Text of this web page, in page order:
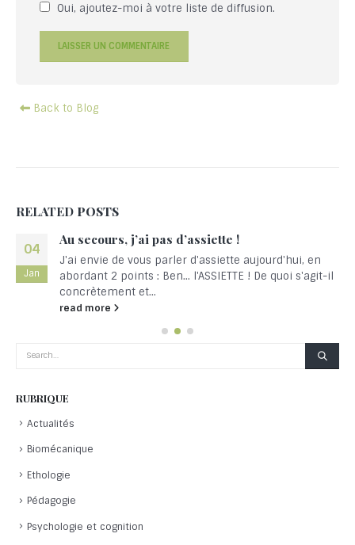
Oui, ajoutez-moi à votre liste de diffusion.
Back to Blog
RELATED POSTS
04
Jan
Au secours, j’ai pas d’assiette !
J'ai envie de vous parler d'assiette aujourd'hui, en
abordant 2 points : Ben... l'ASSIETTE ! De quoi s'agit-il
concrètement et...
read more
RUBRIQUE
Actualités
Biomécanique
Ethologie
Pédagogie
Psychologie et cognition